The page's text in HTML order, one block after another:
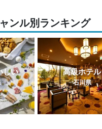
ンル別ランキング
しい 高級ホテル
石川県